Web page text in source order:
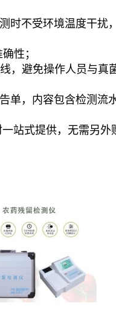
时不受环境温度干扰
性；
，避免操作人员与真
单，内容包含检测流
站式提供，无需另